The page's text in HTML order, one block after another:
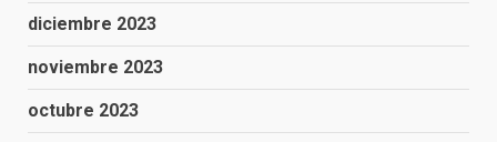
diciembre 2023
noviembre 2023
octubre 2023